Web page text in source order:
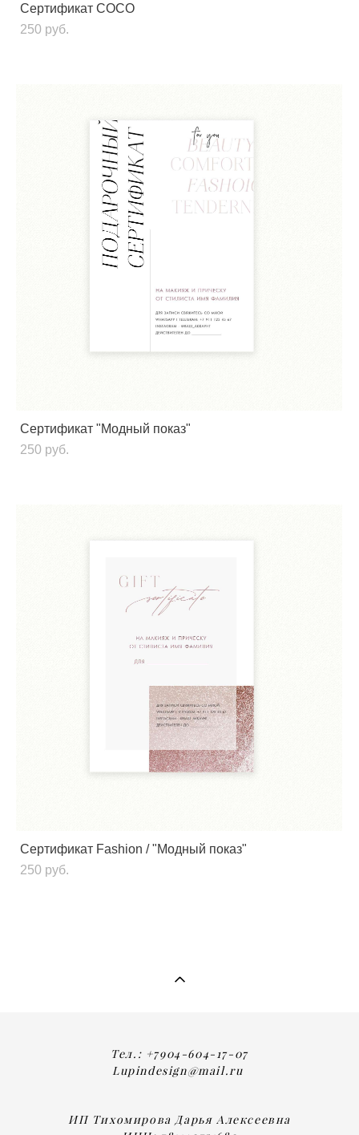
Сертификат COCO
250 pуб.
Сертификат "Модный показ"
250 pуб.
Сертификат Fashion / "Модный показ"
250 pуб.
Тел.: +7904-604-17-07
Lupindesign@mail.ru
ИП Тихомирова Дарья Алексеевна